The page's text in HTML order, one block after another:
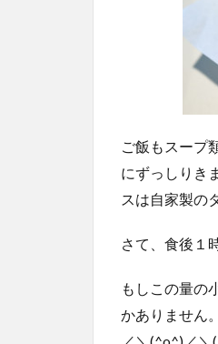
ご飯もスープ
にずっしりき
スは自家製の
さて、食後１
もしこの量の
かありません